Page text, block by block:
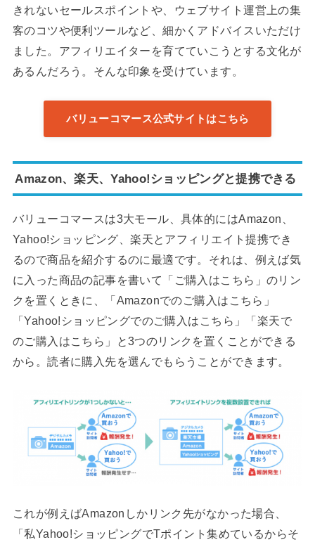
きれないセールスポイントや、ウェブサイト運営上の集
客のコツや便利ツールなど、細かくアドバイスいただけ
ました。アフィリエイターを育てていこうとする文化が
あるんだろう。そんな印象を受けています。
バリューコマース公式サイトはこちら
Amazon、楽天、Yahoo!ショッピングと提携できる
バリューコマースは3大モール、具体的にはAmazon、
Yahoo!ショッピング、楽天とアフィリエイト提携でき
るので商品を紹介するのに最適です。それは、例えば気
に入った商品の記事を書いて「ご購入はこちら」のリン
クを置くときに、「Amazonでのご購入はこちら」
「Yahoo!ショッピングでのご購入はこちら」「楽天で
のご購入はこちら」と3つのリンクを置くことができる
から。読者に購入先を選んでもらうことができます。
これが例えばAmazonしかリンク先がなかった場合、
「私Yahoo!ショッピングでTポイント集めているからそ